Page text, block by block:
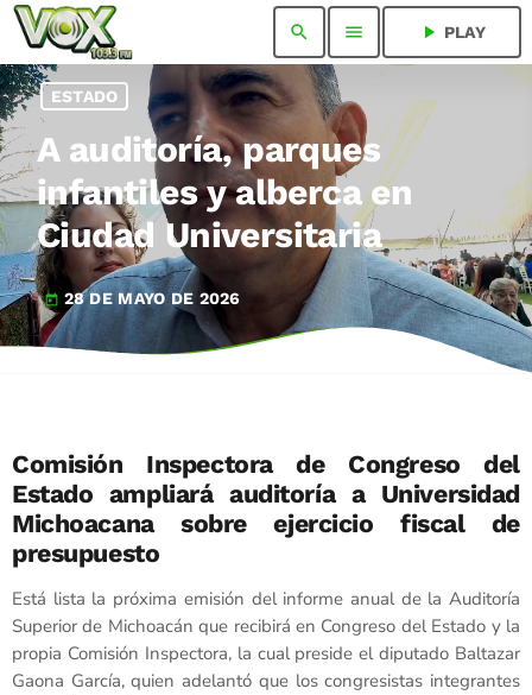
search menu play_arrow PLAY
ESTADO
A auditoría, parques
infantiles y alberca en
Ciudad Universitaria
today 28 DE MAYO DE 2026
Comisión Inspectora de Congreso del
Estado ampliará auditoría a Universidad
Michoacana sobre ejercicio fiscal de
presupuesto
Está lista la próxima emisión del informe anual de la Auditoría
Superior de Michoacán que recibirá en Congreso del Estado y la
propia Comisión Inspectora, la cual preside el diputado Baltazar
Gaona García, quien adelantó que los congresistas integrantes